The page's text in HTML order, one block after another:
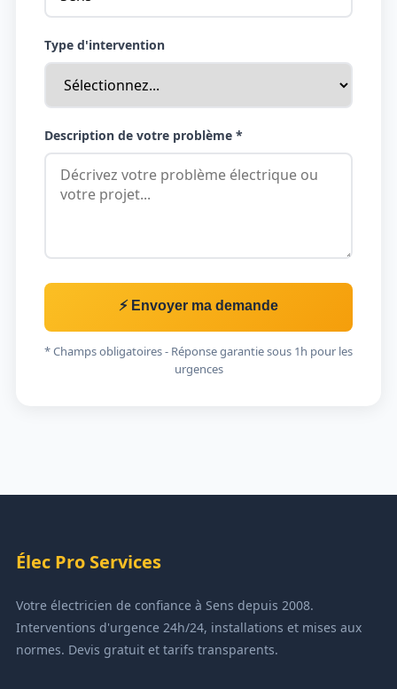
Type d'intervention
Description de votre problème *
⚡ Envoyer ma demande
* Champs obligatoires - Réponse garantie sous 1h pour les
urgences
Élec Pro Services
Votre électricien de confiance à Sens depuis 2008.
Interventions d'urgence 24h/24, installations et mises aux
normes. Devis gratuit et tarifs transparents.